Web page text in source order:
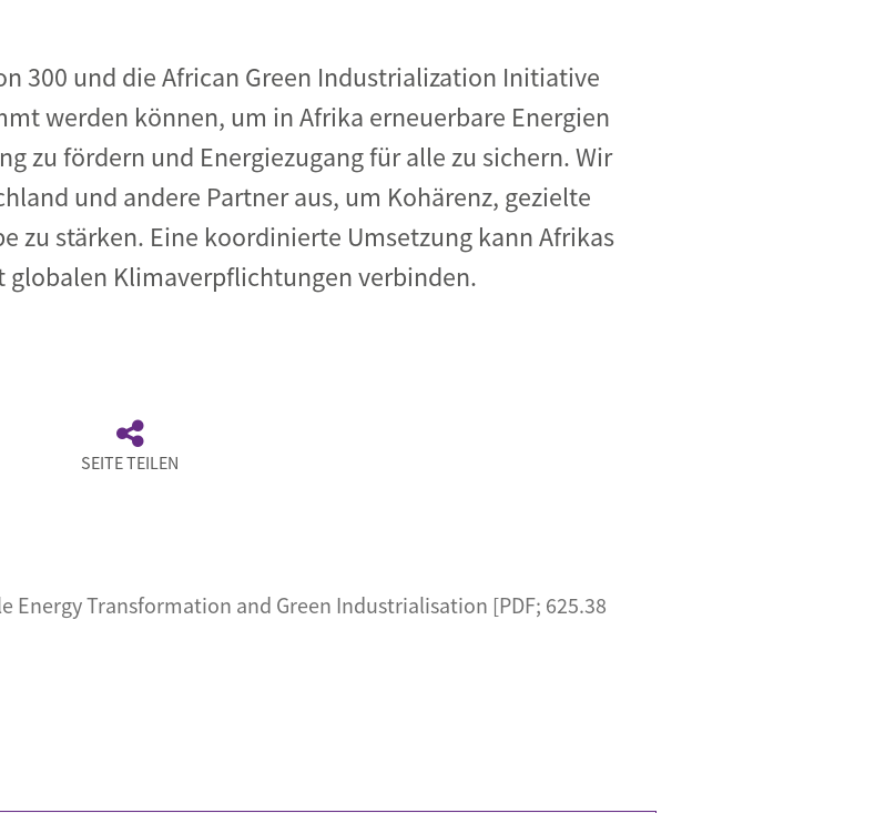
300 und die African Green Industrialization Initiative
werden können, um in Afrika erneuerbare Energien
zu fördern und Energiezugang für alle zu sichern. Wir
und andere Partner aus, um Kohärenz, gezielte
zu stärken. Eine koordinierte Umsetzung kann Afrikas
Klimaverpflichtungen verbinden.
SEITE TEILEN
Energy Transformation and Green Industrialisation [PDF; 625.38